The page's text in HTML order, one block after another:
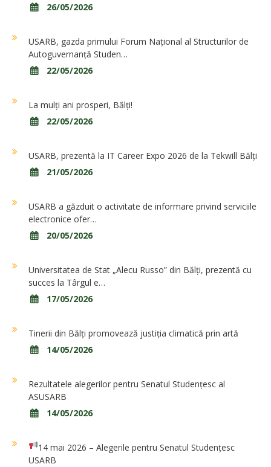
26/05/2026
USARB, gazda primului Forum Național al Structurilor de
Autoguvernanță Studen…
22/05/2026
La mulți ani prosperi, Bălți!
22/05/2026
USARB, prezentă la IT Career Expo 2026 de la Tekwill Bălți
21/05/2026
USARB a găzduit o activitate de informare privind serviciile
electronice ofer…
20/05/2026
Universitatea de Stat „Alecu Russo” din Bălți, prezentă cu
succes la Târgul e…
17/05/2026
Tinerii din Bălți promovează justiția climatică prin artă
14/05/2026
Rezultatele alegerilor pentru Senatul Studențesc al
ASUSARB
14/05/2026
14 mai 2026 – Alegerile pentru Senatul Studențesc
USARB